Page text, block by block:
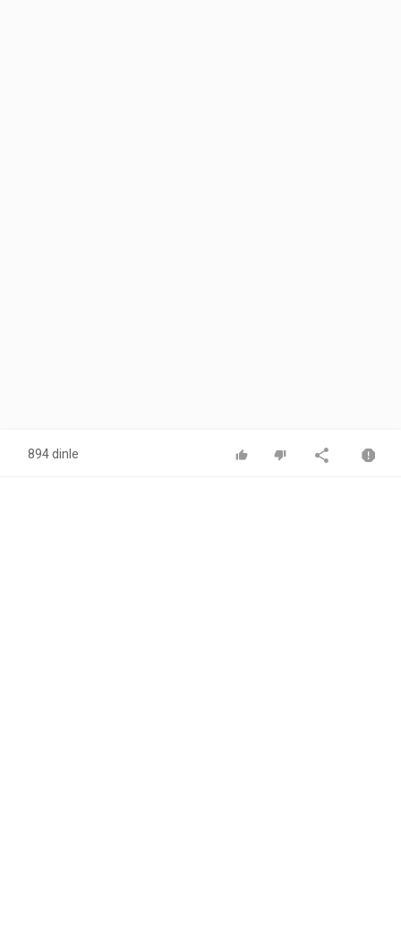
894 dinle